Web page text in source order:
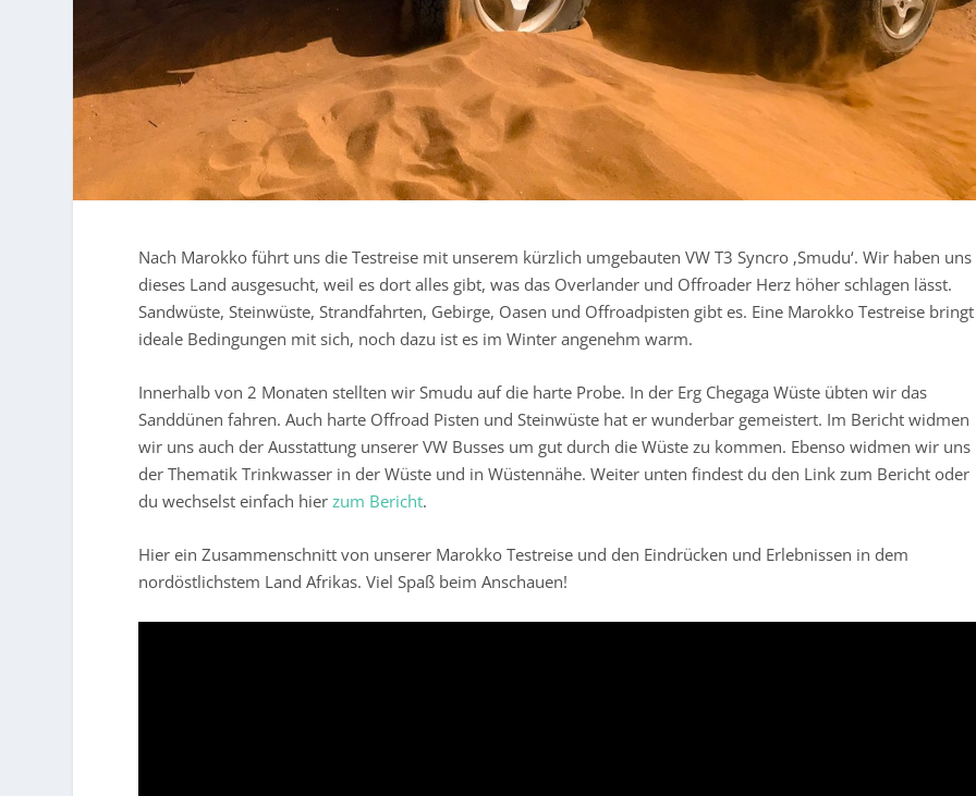
Nach Marokko führt uns die Testreise mit unserem kürzlich umgebauten VW T3 Syncro ‚Smudu‘. Wir haben uns
dieses Land ausgesucht, weil es dort alles gibt, was das Overlander und Offroader Herz höher schlagen lässt.
Sandwüste, Steinwüste, Strandfahrten, Gebirge, Oasen und Offroadpisten gibt es. Eine Marokko Testreise bringt
ideale Bedingungen mit sich, noch dazu ist es im Winter angenehm warm.
Innerhalb von 2 Monaten stellten wir Smudu auf die harte Probe. In der Erg Chegaga Wüste übten wir das
Sanddünen fahren. Auch harte Offroad Pisten und Steinwüste hat er wunderbar gemeistert. Im Bericht widmen
wir uns auch der Ausstattung unserer VW Busses um gut durch die Wüste zu kommen. Ebenso widmen wir uns
der Thematik Trinkwasser in der Wüste und in Wüstennähe. Weiter unten findest du den Link zum Bericht oder
du wechselst einfach hierzum Bericht.
Hier ein Zusammenschnitt von unserer Marokko Testreise und den Eindrücken und Erlebnissen in dem
nordöstlichstem Land Afrikas. Viel Spaß beim Anschauen!